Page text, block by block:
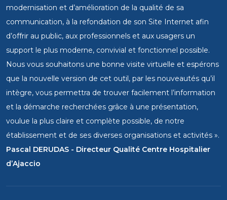
modernisation et d’amélioration de la qualité de sa
communication, à la refondation de son Site Internet afin
d’offrir au public, aux professionnels et aux usagers un
support le plus moderne, convivial et fonctionnel possible.
Nous vous souhaitons une bonne visite virtuelle et espérons
que la nouvelle version de cet outil, par les nouveautés qu’il
intègre, vous permettra de trouver facilement l’information
et la démarche recherchées grâce à une présentation,
voulue la plus claire et complète possible, de notre
établissement et de ses diverses organisations et activités ».
Pascal DERUDAS - Directeur Qualité Centre Hospitalier
d’Ajaccio